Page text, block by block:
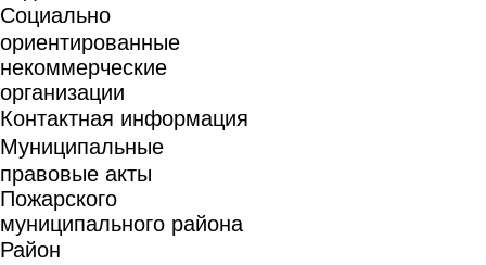
Социально
ориентированные
некоммерческие
организации
Контактная информация
Муниципальные
правовые акты
Пожарского
муниципального района
Район